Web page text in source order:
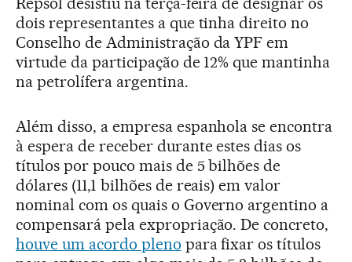
dois representantes a que tinha direito no
Conselho de Administração da YPF em
virtude da participação de 12% que mantinha
na petrolífera argentina.
Além disso, a empresa espanhola se encontra
à espera de receber durante estes dias os
títulos por pouco mais de 5 bilhões de
dólares (11,1 bilhões de reais) em valor
nominal com os quais o Governo argentino a
compensará pela expropriação. De concreto,
houve um acordo pleno para fixar os títulos